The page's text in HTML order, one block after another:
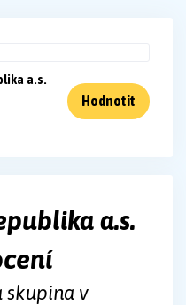
a.s.
Hodnotit
a.s.
skupina v